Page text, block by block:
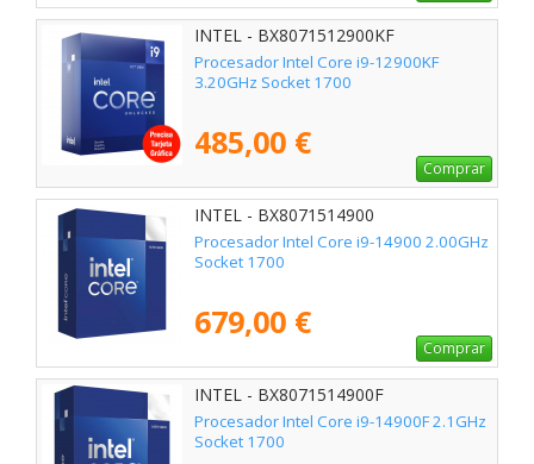
INTEL - BX8071512900KF
Procesador Intel Core i9-12900KF
3.20GHz Socket 1700
485,00 €
Comprar
INTEL - BX8071514900
Procesador Intel Core i9-14900 2.00GHz
Socket 1700
679,00 €
Comprar
INTEL - BX8071514900F
Procesador Intel Core i9-14900F 2.1GHz
Socket 1700